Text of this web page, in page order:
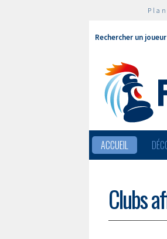
Rechercher un joueur
ACCUEIL
Clubs